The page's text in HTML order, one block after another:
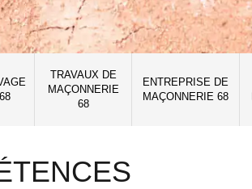
68
TRAVAUX DE
MAÇONNERIE
68
ENTREPRISE DE
MAÇONNERIE 68